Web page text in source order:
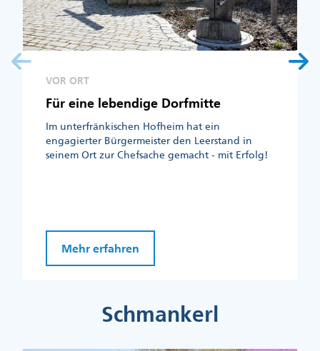
VOR ORT
Für eine lebendige Dorfmitte
Im unterfränkischen Hofheim hat ein
engagierter Bürgermeister den Leerstand in
seinem Ort zur Chefsache gemacht - mit Erfolg!
Mehr erfahren
Schmankerl